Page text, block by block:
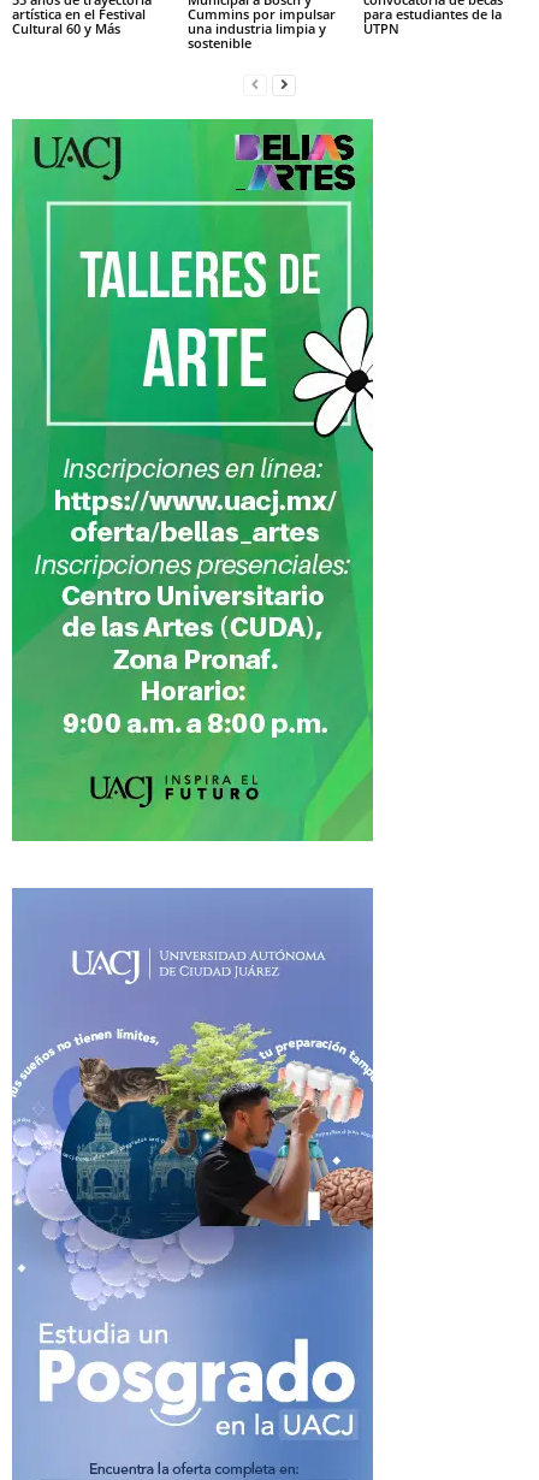
artística en el Festival
Cultural 60 y Más
Cummins por impulsar
una industria limpia y
sostenible
para estudiantes de la
UTPN